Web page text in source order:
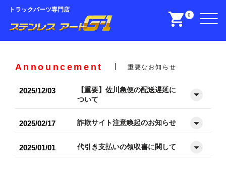
トラックパーツ専門店
0
Announcement 重要なお知らせ
2025/12/03
【重要】佐川急便の配送遅延に
ついて
2025/02/17 詐欺サイト注意喚起のお知らせ
2025/01/01 代引き支払いの領収書に関して